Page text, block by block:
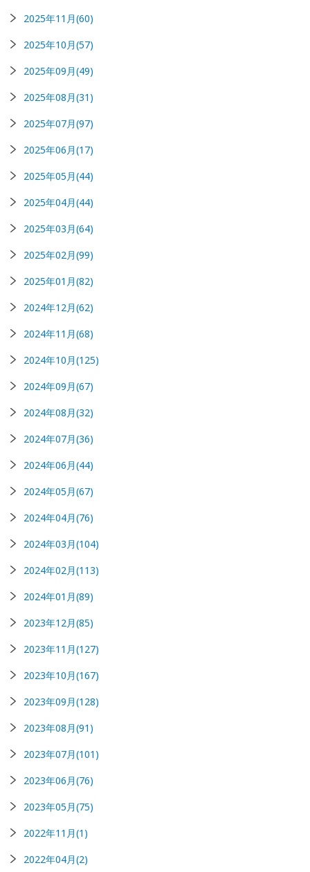
2025年11月(60)
2025年10月(57)
2025年09月(49)
2025年08月(31)
2025年07月(97)
2025年06月(17)
2025年05月(44)
2025年04月(44)
2025年03月(64)
2025年02月(99)
2025年01月(82)
2024年12月(62)
2024年11月(68)
2024年10月(125)
2024年09月(67)
2024年08月(32)
2024年07月(36)
2024年06月(44)
2024年05月(67)
2024年04月(76)
2024年03月(104)
2024年02月(113)
2024年01月(89)
2023年12月(85)
2023年11月(127)
2023年10月(167)
2023年09月(128)
2023年08月(91)
2023年07月(101)
2023年06月(76)
2023年05月(75)
2022年11月(1)
2022年04月(2)